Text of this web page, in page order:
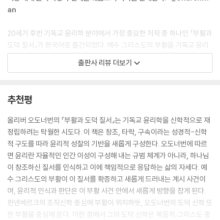
가 창조주의 손에 의해 배치되는 질서다.
--- 「2장 - 창조된 질서」 중에서
우리는 구속을 단순한 회복, 이전 상태로의 회귀로 이해하는 것을 넘어서
야 한다. 세상과 인류의 구속은 우리를 우리가 시작된 에덴동산으로 돌아
명으로 이끌며, 우리는 에덴동산에서부터 이미 그 운명을 향해 이끌려 가
며, 따라서 세상 이야기의 결말은 시작으로의 순환론적 회귀일 리 없고 피
조물을 그 ‘허무’로부터 자유케 함으로써 그 목적을 성취하는 것이어야 하
기 때문이다(롬 8:20).
--- 「3장 - 종말론과 역사」 중에서
공적 삶을 위한 규범을 고안하는 것은 (중요하지 않은 것은 아니지만) 기
독교 도덕 사상의 부차적 관심사일 뿐이다. 그 일차적 관심사는 입법이 아
니라 실존과 관계있다. 그리고 그리스도의 십자가가 어떤 사회적 규범도,
심지어 교회의 규범조차도 요구할 수 없는 자기 부인을 요구할 수 있음을
an
20세기 후반 기독교 윤리학 분야에서 가장 중요한 저작 중 하나인 『부활과
도덕 질서』가 한국어로 출간되었다. 예수 그리스도의 부활을 기독교 윤리
의 객관적·존재론적 토대로 삼아 창조와 구속, 자연과 은혜, 이성과 계시
사이에 존재하던 오랜 신학적 이분법을 극복하려는 독창적이고 야심 찬 시
윤리학 담론의 지형을 재형성하는 데 기여했다.
“기독교 윤리란 무엇인가?” 이 질문에 많은 그리스도인의 수동적으로 대
응하곤 한다. 그러다 보니 주로 외부에서 제기하는 비판을 방어하고 그에
대해 변명하는 ‘변증’ 방식으로 기독교 윤리가 언급되어 왔다. 하지만 오도
너번은 윤리를 변증의 시각으로 접근하여 ‘하나님의 명령’ 정도로 제시하
는 상황을 넘어, 기독교 윤리의 토대를 체계적인 ‘도덕 신학’으로 제시하고
자 한다. 오도너번이 보기에 기독교 윤리는 무엇보다 신앙의 핵심, 즉 예수
그리스도의 복음에서 기원해야 한다. 그는 윤리가 신앙과 분리되었을 때
도덕주의 혹은 반율법주의가 나타난다고 지적하며, 이를 극복할 기독교 윤
출판사 리뷰 더보기
추천평
올리버 오도너번의 『부활과 도덕 질서』는 기독교 윤리학을 신학적으로 재
정립하려는 탁월한 시도다. 이 책은 창조, 타락, 구속이라는 성경적-신학
적 구도를 따라 윤리적 성찰의 기반을 새롭게 구성한다. 오도너번에 따르
면 윤리란 자율적인 인간 이성이 구성해 내는 규범 체계가 아니라, 하나님
이 창조하신 질서를 인식하고 이에 책임적으로 응답하는 삶의 자세다. 예
수 그리스도의 부활이 이 질서를 확증하고 새롭게 드러내는 계시 사건이
며, 윤리적 인식과 판단은 이 부활 사건 안에서 새롭게 방향을 잡게 된다.
판넨베르크의 조직신학 중심에 부활이 위치하듯, 오도너번의 도덕 신학 또
한 부활을 중심에 둔다. 이런 점에서 그의 도덕 신학은 복음적·그리스도 중